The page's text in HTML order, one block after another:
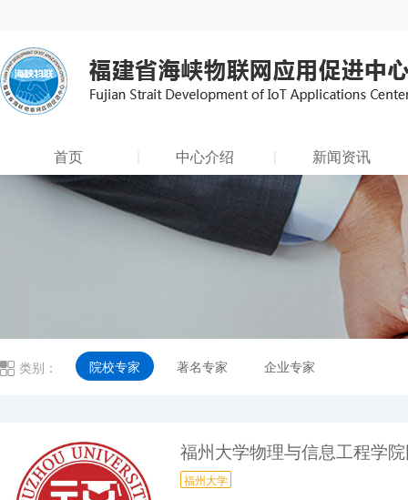
首页 中心介绍 新闻资讯
 类别： 院校专家 著名专家 企业专家
福州大学物理与信息工程学
福州大学